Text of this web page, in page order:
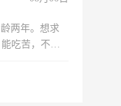
两年。想求
吃苦，不怕